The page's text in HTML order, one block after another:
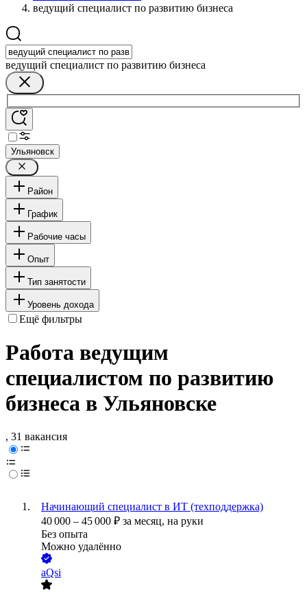
ведущий специалист по развитию бизнеса
ведущий специалист по развитию бизнеса
Ульяновск
Район
График
Рабочие часы
Опыт
Тип занятости
Уровень дохода
Ещё фильтры
Работа ведущим
специалистом по развитию
бизнеса в Ульяновске
, 31 вакансия
Начинающий специалист в ИТ (техподдержка)
40 000 – 45 000 ₽ за месяц, на руки
Без опыта
Можно удалённо
aQsi